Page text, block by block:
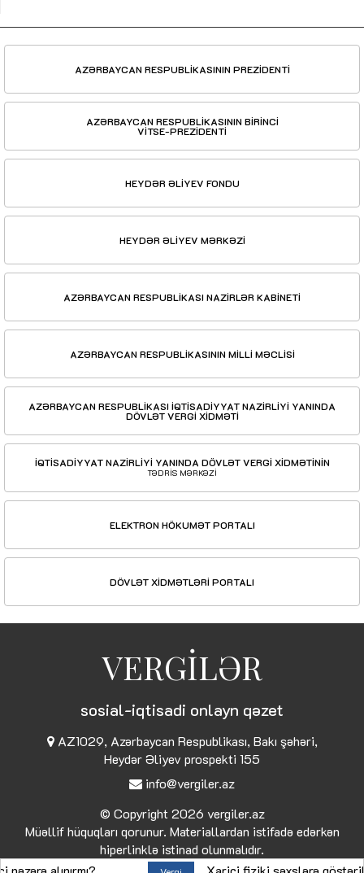
AZƏRBAYCAN RESPUBLİKASININ PREZİDENTİ
AZƏRBAYCAN RESPUBLİKASININ BİRİNCİ
VİTSE-PREZİDENTİ
HEYDƏR ƏLİYEV FONDU
HEYDƏR ƏLİYEV MƏRKƏZİ
AZƏRBAYCAN RESPUBLİKASI NAZİRLƏR KABİNETİ
AZƏRBAYCAN RESPUBLİKASININ MİLLİ MƏCLİSİ
AZƏRBAYCAN RESPUBLİKASI İQTİSADİYYAT NAZİRLİYİ YANINDA
DÖVLƏT VERGİ XİDMƏTİ
İQTİSADİYYAT NAZİRLİYİ YANINDA DÖVLƏT VERGİ XİDMƏTİNİN
TƏDRİS MƏRKƏZİ
ELEKTRON HÖKUMƏT PORTALI
DÖVLƏT XİDMƏTLƏRİ PORTALI
VERGİLƏR
sosial-iqtisadi onlayn qəzet
AZ1029, Azərbaycan Respublikası, Bakı şəhəri,
Heydər Əliyev prospekti 155
info@vergiler.az
© Copyright 2026 vergiler.az
Müəllif hüquqları qorunur. Materiallardan istifadə edərkən
hiperlinklə istinad olunmalıdır.